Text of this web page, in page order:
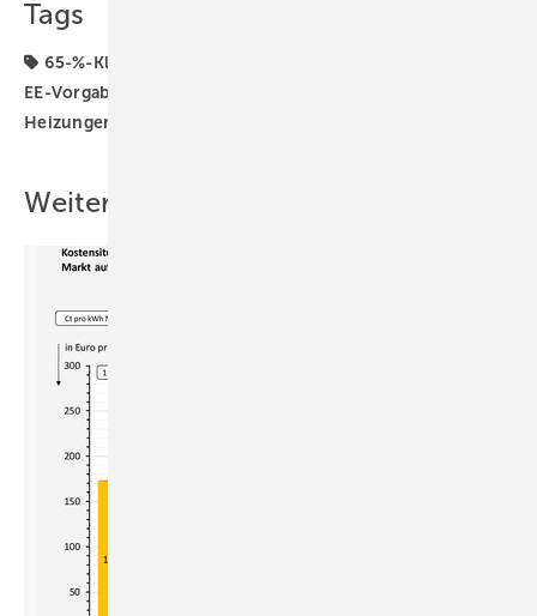
Tags
65-%-Klausel für erneuerbare Energien
EE-Vorgabe
Heizungen
Weitere Inhalte